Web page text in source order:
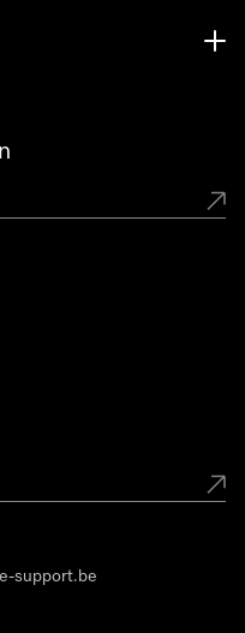
support.be